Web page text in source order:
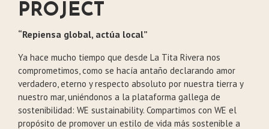
PROJECT
“Repiensa global, actúa local”
Ya hace mucho tiempo que desde La Tita Rivera nos
comprometimos, como se hacía antaño declarando amor
verdadero, eterno y respecto absoluto por nuestra tierra y
nuestro mar, uniéndonos a la plataforma gallega de
sostenibilidad: WE sustainability. Compartimos con WE el
propósito de promover un estilo de vida más sostenible a